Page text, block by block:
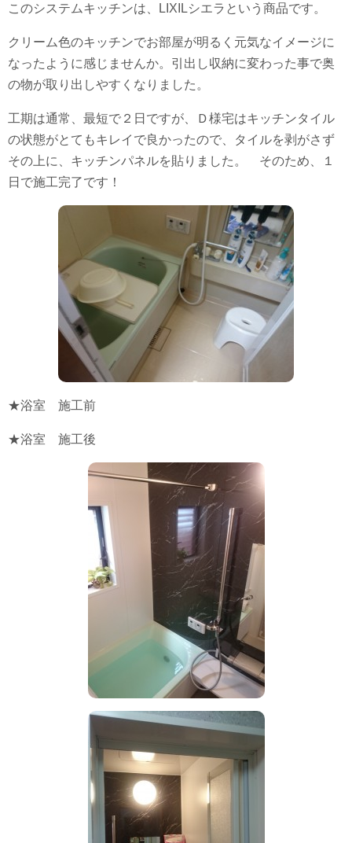
このシステムキッチンは、LIXILシエラという商品です。
クリーム色のキッチンでお部屋が明るく元気なイメージに
なったように感じませんか。引出し収納に変わった事で奥
の物が取り出しやすくなりました。
工期は通常、最短で２日ですが、Ｄ様宅はキッチンタイル
の状態がとてもキレイで良かったので、タイルを剥がさず
その上に、キッチンパネルを貼りました。 そのため、１
日で施工完了です！
★浴室 施工前
★浴室 施工後